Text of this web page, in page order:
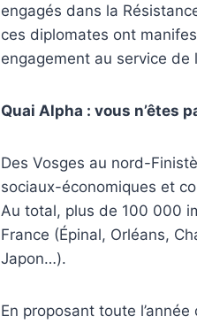
engagés dans la
ces diplomates ont
engagement au service de
Quai Alpha : vous n’êtes
Des Vosges au nord-
sociaux-économiques et
Au total, plus de 100 000
France (Épinal, Orléans,
Japon…).
En proposant toute